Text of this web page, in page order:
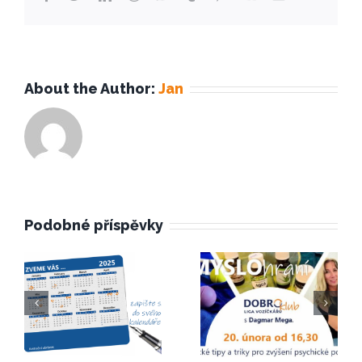
About the Author: Jan
Podobné příspěvky
ub:
SMYSLOh
raní s
Beseda
Zaměstn
ávání
hendikep